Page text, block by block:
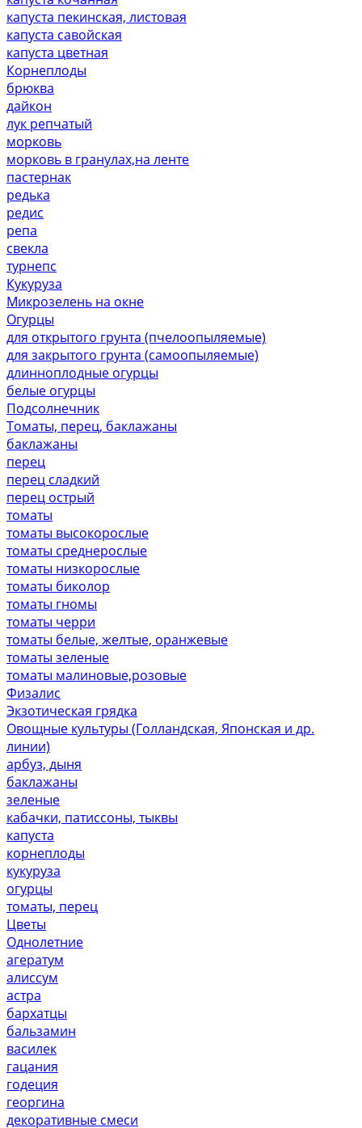
капуста пекинская, листовая
капуста савойская
капуста цветная
Корнеплоды
брюква
дайкон
лук репчатый
морковь
морковь в гранулах,на ленте
пастернак
редька
редис
репа
свекла
турнепс
Кукуруза
Микрозелень на окне
Огурцы
для открытого грунта (пчелоопыляемые)
для закрытого грунта (самоопыляемые)
длинноплодные огурцы
белые огурцы
Подсолнечник
Томаты, перец, баклажаны
баклажаны
перец
перец сладкий
перец острый
томаты
томаты высокорослые
томаты среднерослые
томаты низкорослые
томаты биколор
томаты гномы
томаты черри
томаты белые, желтые, оранжевые
томаты зеленые
томаты малиновые,розовые
Физалис
Экзотическая грядка
Овощные культуры (Голландская, Японская и др.
линии)
арбуз, дыня
баклажаны
зеленые
кабачки, патиссоны, тыквы
капуста
корнеплоды
кукуруза
огурцы
томаты, перец
Цветы
Однолетние
агератум
алиссум
астра
бархатцы
бальзамин
василек
гацания
годеция
георгина
декоративные смеси